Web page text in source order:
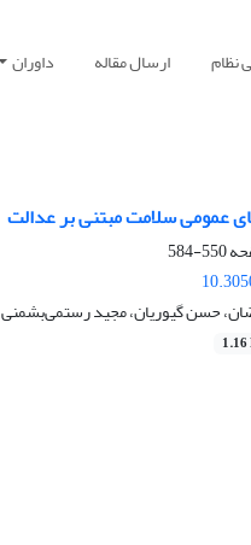
نظام ارسال مقاله داوران
عمومی سلامت مبتنی بر عدالت
550-584
حسن گیوریان، مجید رستمی‌بشمنی